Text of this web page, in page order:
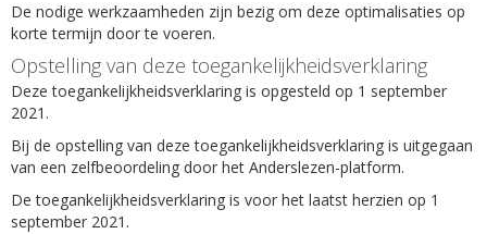
De nodige werkzaamheden zijn bezig om deze optimalisaties op
korte termijn door te voeren.
Opstelling van deze toegankelijkheidsverklaring
Deze toegankelijkheidsverklaring is opgesteld op 1 september
2021.
Bij de opstelling van deze toegankelijkheidsverklaring is uitgegaan
van een zelfbeoordeling door het Anderslezen-platform.
De toegankelijkheidsverklaring is voor het laatst herzien op 1
september 2021.